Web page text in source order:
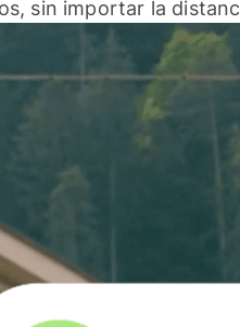
sin importar la